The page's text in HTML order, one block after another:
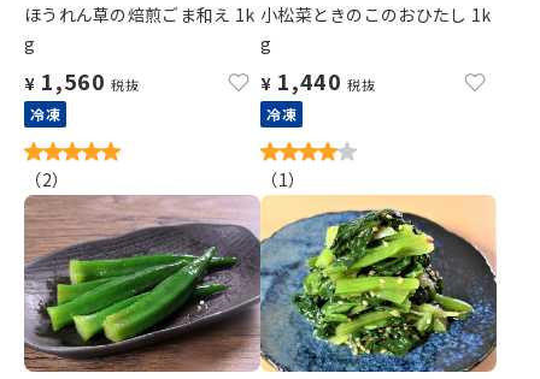
ほうれん草の焙煎ごま和え 1k
g
¥ 1,560 税抜
冷凍
（2）
小松菜ときのこのおひたし 1k
g
¥ 1,440 税抜
冷凍
（1）